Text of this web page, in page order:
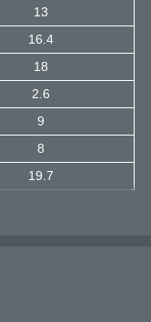
13
16.4
18
2.6
9
8
19.7